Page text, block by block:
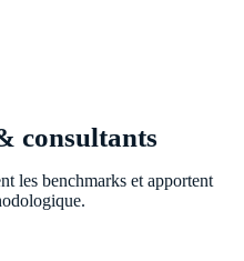
consultants
les benchmarks et apportent